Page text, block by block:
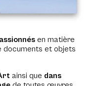
en matière
documents et objets
ainsi que dans